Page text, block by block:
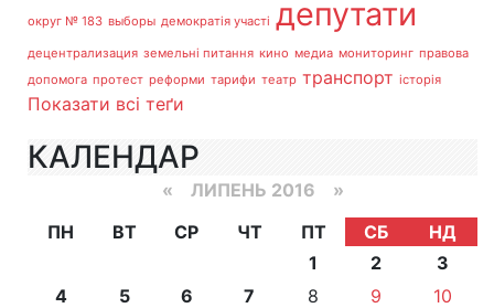
округ № 183 выборы демократія участі депутати
децентрализация земельні питання кино медиа мониторинг правова
допомога протест реформи тарифи театр транспорт історія
Показати всі теґи
КАЛЕНДАР
« ЛИПЕНЬ 2016 »
ПН
ВТ СР ЧТ ПТ СБ
НД
1
2
3
4
5 6 7 8 9
10